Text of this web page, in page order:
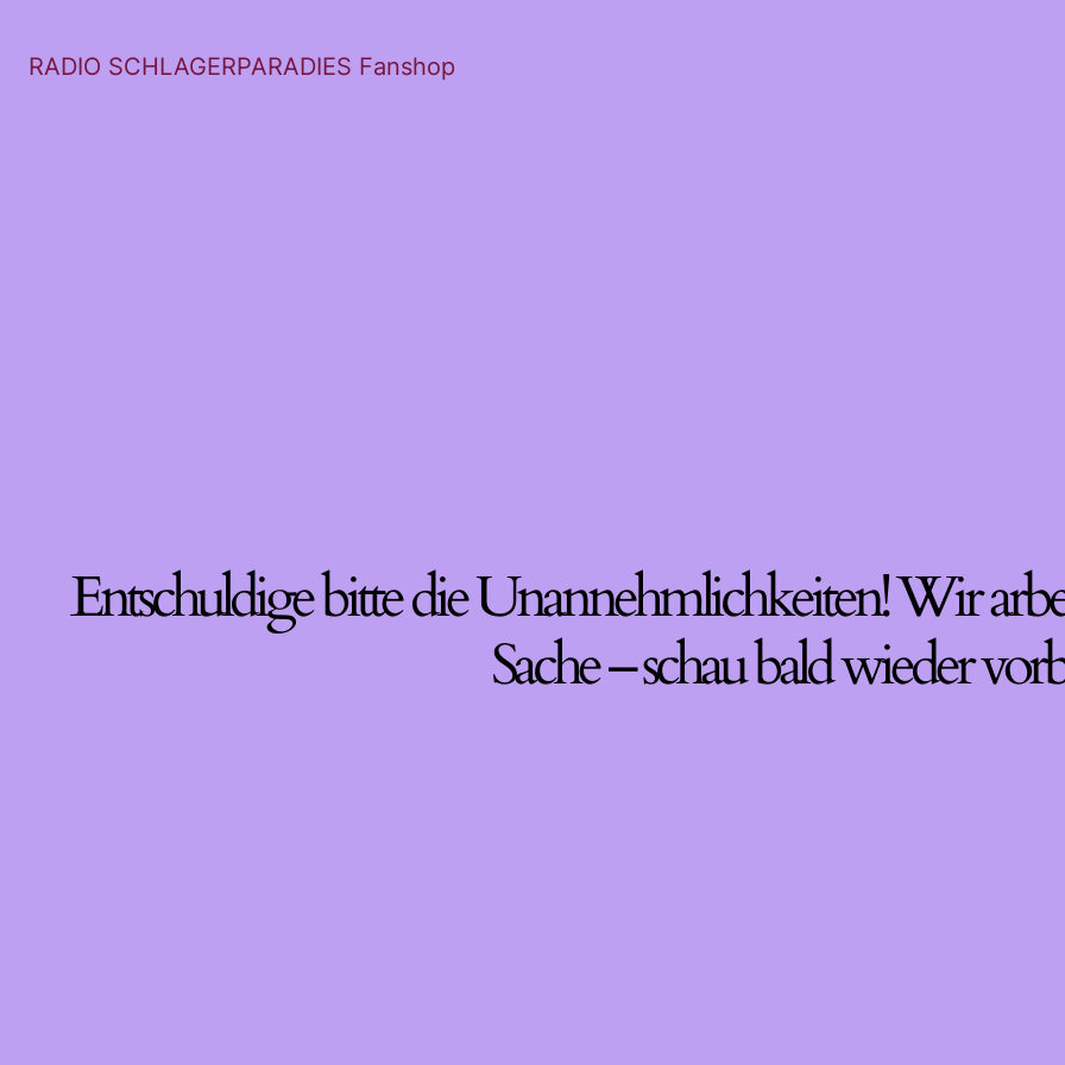
RADIO SCHLAGERPARADIES Fanshop
Entschuldige bitte die Unannehmlichkeiten! Wir
Sache – schau bald wieder